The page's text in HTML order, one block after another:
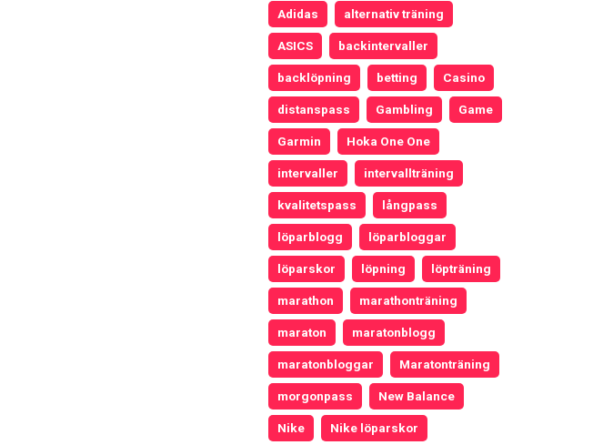
Adidas alternativ träning
ASICS backintervaller
backlöpning betting Casino
distanspass Gambling Game
Garmin Hoka One One
intervaller intervallträning
kvalitetspass långpass
löparblogg löparbloggar
löparskor löpning löpträning
marathon marathonträning
maraton maratonblogg
maratonbloggar Maratonträning
morgonpass New Balance
Nike Nike löparskor